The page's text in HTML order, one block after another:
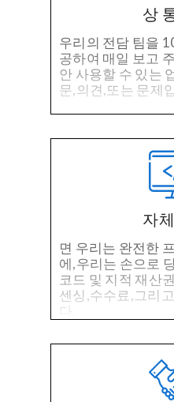
상
우리의 전담 팀을
공하여 매일 보고
안 사용할 수 있는
문,의견,또는 문제
자
면 우리는 완전한
에,우리는 손으로
코드 및 지적 재산
센싱,수수료,그리
다.